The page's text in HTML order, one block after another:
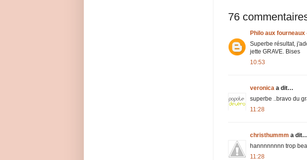
76
Philo aux
Superbe résultat,
jette GRAVE. Bises
10:53
veronica a dit…
superbe ..bravo du
11:28
christhummm a dit…
hannnnnnnn trop
11:28